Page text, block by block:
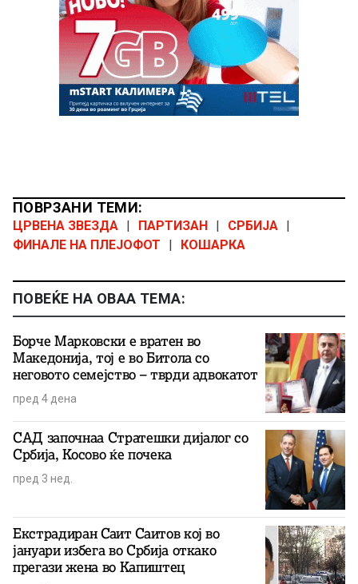
ПОВРЗАНИ ТЕМИ:
ЦРВЕНА ЗВЕЗДА | ПАРТИЗАН | СРБИЈА |
ФИНАЛЕ НА ПЛЕЈОФОТ
| КОШАРКА
ПОВЕЌЕ НА ОВАА ТЕМА:
Борче Марковски е вратен во
Македонија, тој е во Битола со
неговото семејство – тврди адвокатот
пред 4 дена
САД започнаа Стратешки дијалог со
Србија, Косово ќе почека
пред 3 нед.
Екстрадиран Саит Саитов кој во
јануари избега во Србија откако
прегази жена во Капиштец